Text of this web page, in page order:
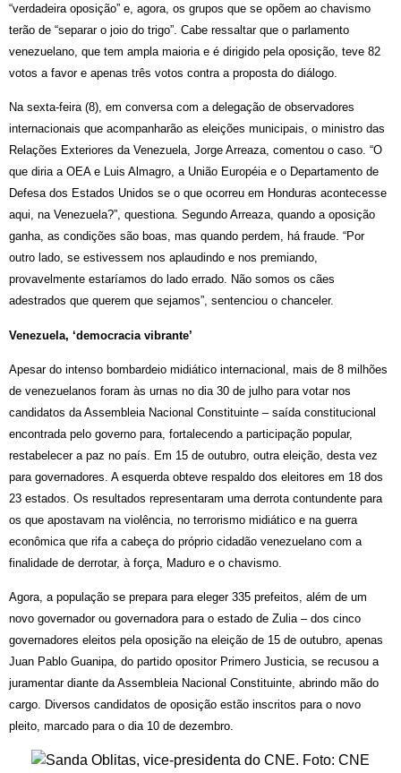
“verdadeira oposição” e, agora, os grupos que se opõem ao chavismo
terão de “separar o joio do trigo”. Cabe ressaltar que o parlamento
venezuelano, que tem ampla maioria e é dirigido pela oposição, teve 82
votos a favor e apenas três votos contra a proposta do diálogo.
Na sexta-feira (8), em conversa com a delegação de observadores
internacionais que acompanharão as eleições municipais, o ministro das
Relações Exteriores da Venezuela, Jorge Arreaza, comentou o caso. “O
que diria a OEA e Luis Almagro, a União Européia e o Departamento de
Defesa dos Estados Unidos se o que ocorreu em Honduras acontecesse
aqui, na Venezuela?”, questiona. Segundo Arreaza, quando a oposição
ganha, as condições são boas, mas quando perdem, há fraude. “Por
outro lado, se estivessem nos aplaudindo e nos premiando,
provavelmente estaríamos do lado errado. Não somos os cães
adestrados que querem que sejamos”, sentenciou o chanceler.
Venezuela, ‘democracia vibrante’
Apesar do intenso bombardeio midiático internacional, mais de 8 milhões
de venezuelanos foram às urnas no dia 30 de julho para votar nos
candidatos da Assembleia Nacional Constituinte – saída constitucional
encontrada pelo governo para, fortalecendo a participação popular,
restabelecer a paz no país. Em 15 de outubro, outra eleição, desta vez
para governadores. A esquerda obteve respaldo dos eleitores em 18 dos
23 estados. Os resultados representaram uma derrota contundente para
os que apostavam na violência, no terrorismo midiático e na guerra
econômica que rifa a cabeça do próprio cidadão venezuelano com a
finalidade de derrotar, à força, Maduro e o chavismo.
Agora, a população se prepara para eleger 335 prefeitos, além de um
novo governador ou governadora para o estado de Zulia – dos cinco
governadores eleitos pela oposição na eleição de 15 de outubro, apenas
Juan Pablo Guanipa, do partido opositor Primero Justicia, se recusou a
juramentar diante da Assembleia Nacional Constituinte, abrindo mão do
cargo. Diversos candidatos de oposição estão inscritos para o novo
pleito, marcado para o dia 10 de dezembro.